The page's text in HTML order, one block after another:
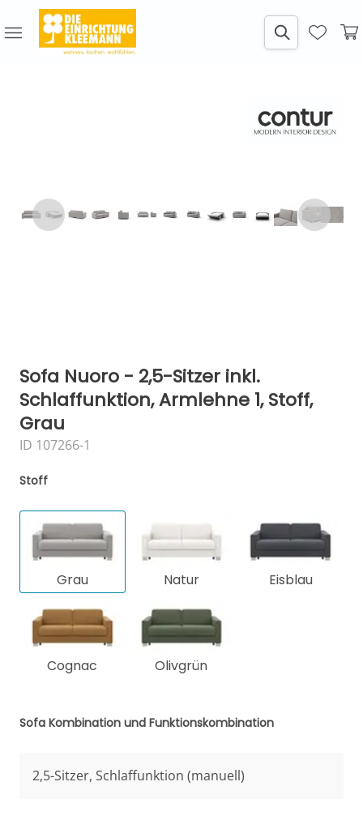
Sofa Nuoro - 2,5-Sitzer inkl.
Schlaffunktion, Armlehne 1, Stoff,
Grau
ID 107266-1
Stoff
Grau Natur Eisblau
Cognac Olivgrün
Sofa Kombination und Funktionskombination
2,5-Sitzer, Schlaffunktion (manuell)